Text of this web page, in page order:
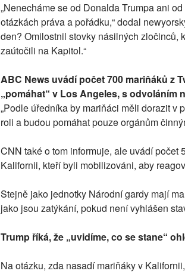
„Nenecháme se od Donalda Trumpa ani
otázkách práva a pořádku,“ dodal
den? Omilostnil stovky násilných zločinců,
zaútočili na Kapitol.“
ABC News uvádí počet 700 mariňáků z
„pomáhat“ v Los Angeles, s odvoláním
„Podle úředníka by mariňáci měli dorazit v
roli a budou pomáhat pouze orgánům
CNN také o tom informuje, ale uvádí počet
Kalifornii, kteří byli mobilizováni, aby
Stejně jako jednotky Národní gardy mají
jako jsou zatýkání, pokud není vyhlášen
Trump říká, že „uvidíme, co se stane“
Na otázku, zda nasadí mariňáky v